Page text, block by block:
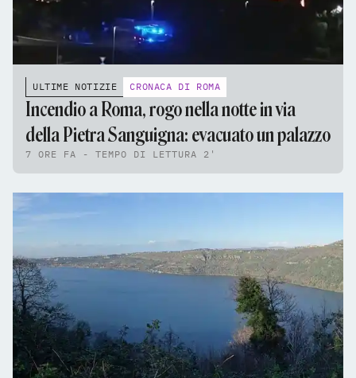
ULTIME NOTIZIE CRONACA DI ROMA
Incendio a Roma, rogo nella notte in via
della Pietra Sanguigna: evacuato un palazzo
7 ORE FA - TEMPO DI LETTURA 2'